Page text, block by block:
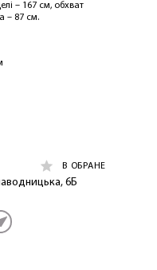
– 167 см, обхват
– 87 см.
В ОБРАНЕ
6Б
ДО
ВІД НАС
НА